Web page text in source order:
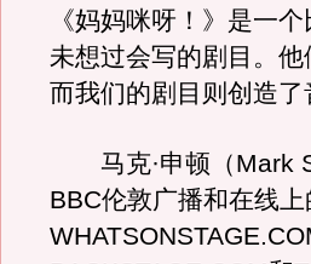
《妈妈咪呀！》是一
未想过会写的剧目。
而我们的剧目则创造了
马克·申顿（Mark
BBC伦敦广播和在线